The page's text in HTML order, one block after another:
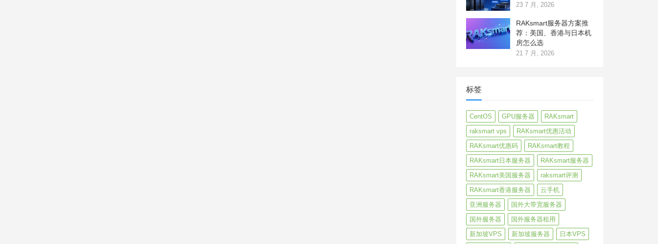
23 7 月, 2026
RAKsmart服务器方案推
荐：美国、香港与日本机
房怎么选
21 7 月, 2026
标签
CentOS GPU服务器
RAKsmart
raksmart vps
RAKsmart优惠活动
RAKsmart优惠码
RAKsmart教程
RAKsmart日本服务器
RAKsmart服务器
RAKsmart美国服务器
raksmart评测
RAKsmart香港服务器
云手机
亚洲服务器
国外大带宽服务器
国外服务器
国外服务器租用
新加坡VPS
新加坡服务器
日本VPS